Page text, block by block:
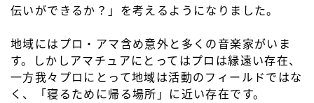
伝いができるか？」を考えるようになりました。
地域にはプロ・アマ含め意外と多くの音楽家がいま
す。しかしアマチュアにとってはプロは縁遠い存在、
一方我々プロにとって地域は活動のフィールドではな
く、「寝るために帰る場所」に近い存在です。